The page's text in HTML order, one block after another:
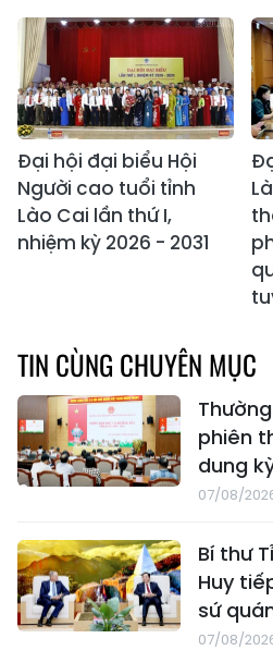
Đại hội đại biểu Hội
Người cao tuổi tỉnh
Lào Cai lần thứ I,
nhiệm kỳ 2026 - 2031
TIN CÙNG CHUYÊN MỤC
phiên
dung
07/08/
Bí thư
Huy
sứ
07/08/